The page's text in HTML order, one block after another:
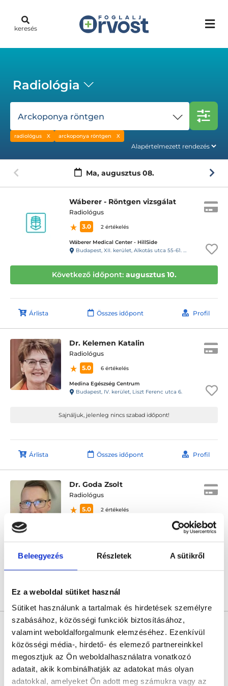
Beleegyezés Részletek A sütikről
Ez a weboldal sütiket használ
Sütiket használunk a tartalmak és hirdetések személyre
szabásához, közösségi funkciók biztosításához,
valamint weboldalforgalmunk elemzéséhez. Ezenkívül
közösségi média-, hirdető- és elemező partnereinkkel
megosztjuk az Ön weboldalhasználatra vonatkozó
adatait, akik kombinálhatják az adatokat más olyan
adatokkal, amelyeket Ön adott meg számukra vagy az
keresés
Radiológia
Arckoponya röntgen
radiológus arckoponya röntgen
Ma, augusztus 08.
Wáberer - Röntgen vizsgálat
Radiológus
3.0
2 értékelés
Wáberer Medical Center - HillSide
Budapest, XII. kerület, Alkotás utca 55-61. Hillside
Következő időpont: augusztus 10.
Árlista Összes időpont Profil
Dr. Kelemen Katalin
Radiológus
5.0
6 értékelés
Medina Egészség Centrum
Budapest, IV. kerület, Liszt Ferenc utca 6.
Sajnáljuk, jelenleg nincs szabad időpont!
Árlista Összes időpont Profil
Dr. Goda Zsolt
Radiológus
5.0
2 értékelés
Sajnáljuk, jelenleg nincs szabad időpont!
Árlista Összes időpont
* Szakorvos jelölt (rezidens): általános orvosi oklevéllel rendelkező
orvos, aki jogszabályok szerinti szakorvosi szakképesítés
megszerzésére irányuló képzésben vesz részt. Ezen orvosok által
önállóan nem végezhető szakmai tevékenységért teljes
felelősséggel tartozik és azt közvetlenül felügyeli az egészségügyi
szolgáltató szakorvosa az első részvizsgáig, utána pedig a
szakorvosjelölt önállóan láthat el feladatokat. A foglaljorvost.hu
felelősségét kizárja esetleges névazonosságért bármely szakorvos